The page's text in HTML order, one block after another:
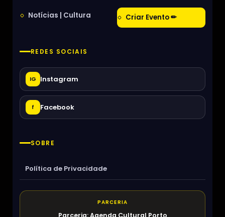
Notícias | Cultura Criar Evento ✏
REDES SOCIAIS
IG Instagram
f Facebook
SOBRE
Política de Privacidade
PARCERIA
Parceria: Agenda Cultural Porto